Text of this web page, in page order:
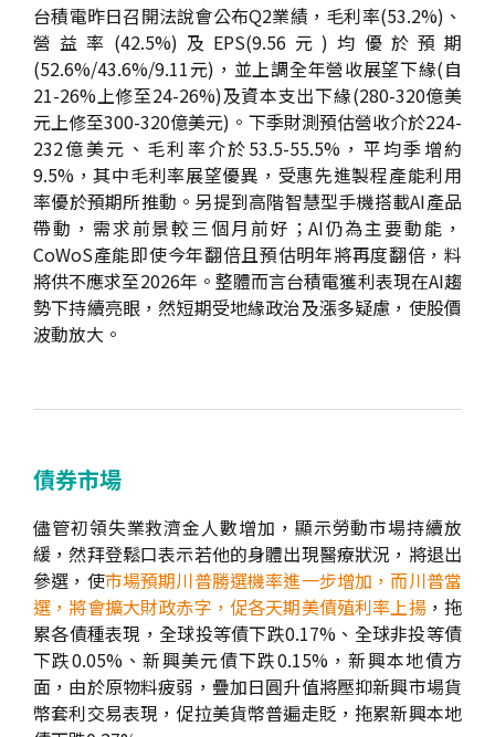
台積電昨日召開法說會公布Q2業績，毛利率(53.2%)、
營益率(42.5%)及EPS(9.56元)均優於預期
(52.6%/43.6%/9.11元)，並上調全年營收展望下緣(自
21-26%上修至24-26%)及資本支出下緣(280-320億美
元上修至300-320億美元)。下季財測預估營收介於224-
232億美元、毛利率介於53.5-55.5%，平均季增約
9.5%，其中毛利率展望優異，受惠先進製程產能利用
率優於預期所推動。另提到高階智慧型手機搭載AI產品
帶動，需求前景較三個月前好；AI仍為主要動能，
CoWoS產能即使今年翻倍且預估明年將再度翻倍，料
將供不應求至2026年。整體而言台積電獲利表現在AI趨
勢下持續亮眼，然短期受地緣政治及漲多疑慮，使股價
波動放大。
債券市場
儘管初領失業救濟金人數增加，顯示勞動市場持續放
緩，然拜登鬆口表示若他的身體出現醫療狀況，將退出
參選，使市場預期川普勝選機率進一步增加，而川普當
選，將會擴大財政赤字，促各天期美債殖利率上揚，拖
累各債種表現，全球投等債下跌0.17%、全球非投等債
下跌0.05%、新興美元債下跌0.15%，新興本地債方
面，由於原物料疲弱，疊加日圓升值將壓抑新興市場貨
幣套利交易表現，促拉美貨幣普遍走貶，拖累新興本地